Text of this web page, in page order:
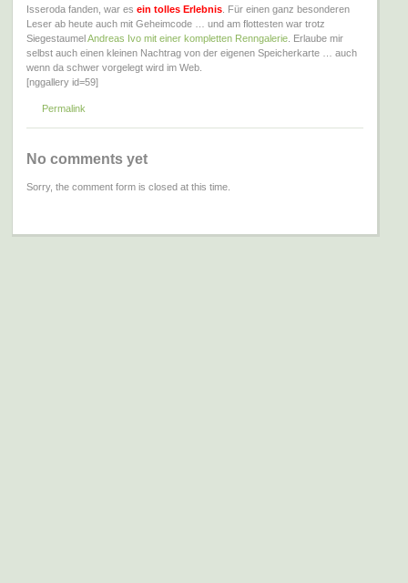
Isseroda fanden, war es ein tolles Erlebnis . Für einen ganz besonderen
Leser ab heute auch mit Geheimcode … und am flottesten war trotz
SiegestaumelAndreas Ivo mit einer kompletten Renngalerie . Erlaube mir
selbst auch einen kleinen Nachtrag von der eigenen Speicherkarte … auch
wenn da schwer vorgelegt wird im Web.
[nggallery id=59]
Permalink
No comments yet
Sorry, the comment form is closed at this time.